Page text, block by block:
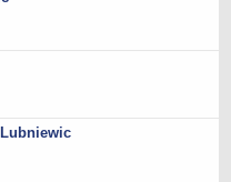
kwartalne